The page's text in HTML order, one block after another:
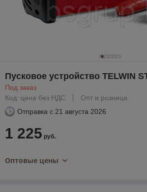
Пусковое устройство TELWIN
Под заказ
Код: цена без НДС
Опт и розница
Отправка с 21 августа 2026
1 225 руб.
Оптовые цены